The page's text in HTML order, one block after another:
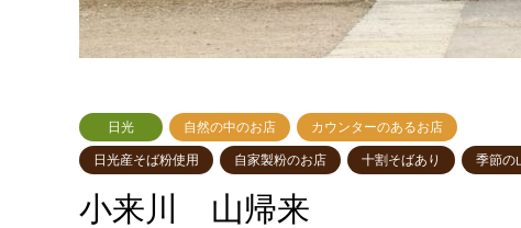
日光 自然の中のお店 カウンターのあるお店
日光産そば粉使用 自家製粉のお店 十割そばあり 季節の
小来川 山帰来